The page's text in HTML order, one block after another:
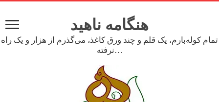
هنگامه ناهید
تمام کوله‌بارم، یک قلم و چند ورق کاغذ، می‌گذرم از هزار و یک راه
نرفته…